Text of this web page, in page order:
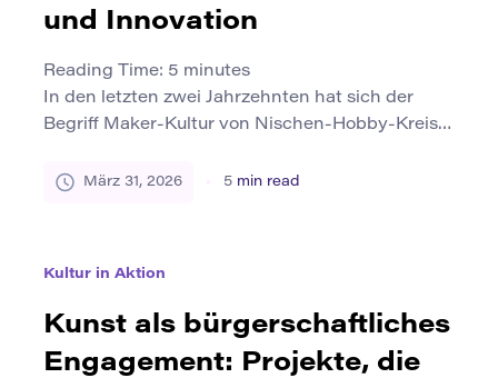
und Innovation
Reading Time: 5 minutes
In den letzten zwei Jahrzehnten hat sich der
Begriff Maker-Kultur von Nischen-Hobby-Kreise
Stadtentwicklungsstrategien und Diskussionen
Wandel? Ein neues Wirtschaftsmodell? Dieser
Artikel bietet eine strukturierte, historisch
begründete Definition der […]
März 31, 2026 5 min read
Kultur in Aktion
Kunst als bürgerschaftliches
Engagement: Projekte, die